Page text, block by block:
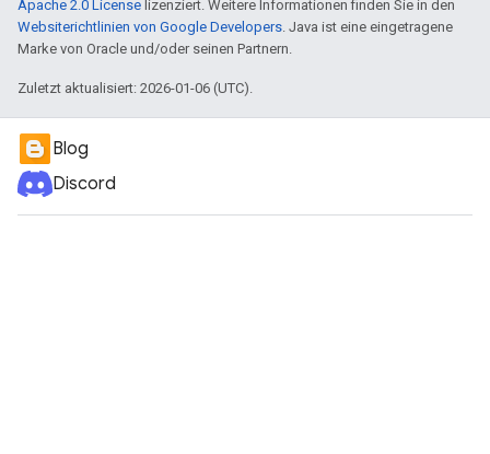
Apache 2.0 License lizenziert. Weitere Informationen finden Sie in den
Websiterichtlinien von Google Developers. Java ist eine eingetragene
Marke von Oracle und/oder seinen Partnern.
Zuletzt aktualisiert: 2026-01-06 (UTC).
Blog
Discord